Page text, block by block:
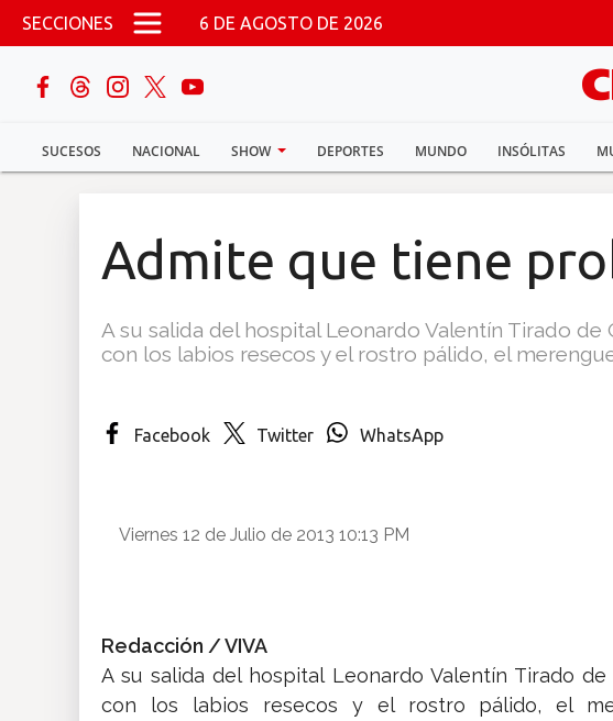
Pasar al contenido principal
SECCIONES 6 DE AGOSTO DE 2026
SUCESOS NACIONAL SHOW DEPORTES MUNDO INSÓLITAS
buscar
Sucesos
Admite que tiene
A su salida del hospital Leonardo Valentín Tirado de
con los labios resecos y el rostro pálido, el
Facebook Twitter WhatsApp
Viernes 12 de Julio de 2013 10:13 PM
Redacción / VIVA
A su salida del hospital Leonardo Valentín Tirado
con los labios resecos y el rostro pálido, el